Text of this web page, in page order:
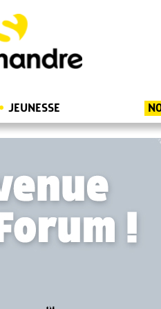
JEUNESSE